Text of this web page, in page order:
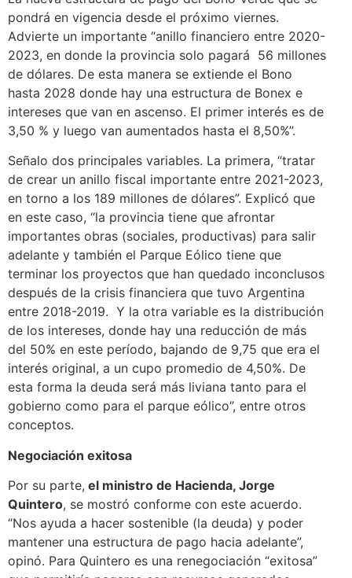
pondrá en vigencia desde el próximo viernes.
Advierte un importante “anillo financiero entre 2020-
2023, en donde la provincia solo pagará 56 millones
de dólares. De esta manera se extiende el Bono
hasta 2028 donde hay una estructura de Bonex e
intereses que van en ascenso. El primer interés es de
3,50 % y luego van aumentados hasta el 8,50%”.
Señalo dos principales variables. La primera, “tratar
de crear un anillo fiscal importante entre 2021-2023,
en torno a los 189 millones de dólares”. Explicó que
en este caso, “la provincia tiene que afrontar
importantes obras (sociales, productivas) para salir
adelante y también el Parque Eólico tiene que
terminar los proyectos que han quedado inconclusos
después de la crisis financiera que tuvo Argentina
entre 2018-2019. Y la otra variable es la distribución
de los intereses, donde hay una reducción de más
del 50% en este período, bajando de 9,75 que era el
interés original, a un cupo promedio de 4,50%. De
esta forma la deuda será más liviana tanto para el
gobierno como para el parque eólico”, entre otros
conceptos.
Negociación exitosa
Por su parte, el ministro de Hacienda, Jorge
Quintero, se mostró conforme con este acuerdo.
“Nos ayuda a hacer sostenible (la deuda) y poder
mantener una estructura de pago hacia adelante”,
opinó. Para Quintero es una renegociación “exitosa”